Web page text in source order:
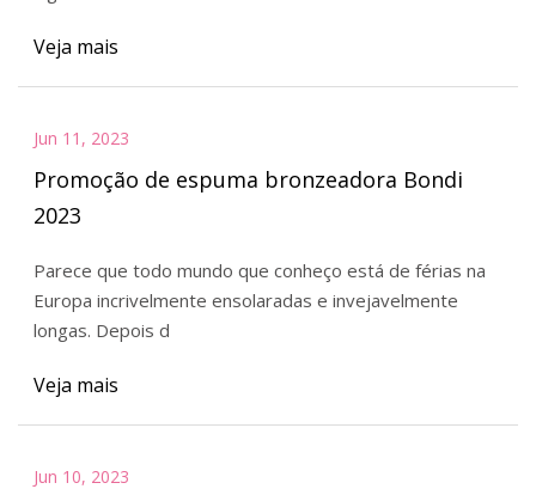
Veja mais
Jun 11, 2023
Promoção de espuma bronzeadora Bondi
2023
Parece que todo mundo que conheço está de férias na
Europa incrivelmente ensolaradas e invejavelmente
longas. Depois d
Veja mais
Jun 10, 2023